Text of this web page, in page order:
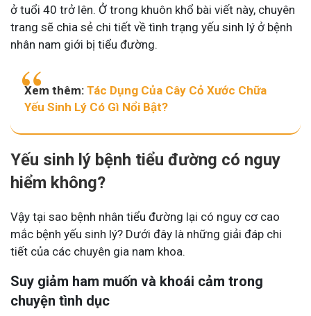
ở tuổi 40 trở lên. Ở trong khuôn khổ bài viết này, chuyên
trang sẽ chia sẻ chi tiết về tình trạng yếu sinh lý ở bệnh
nhân nam giới bị tiểu đường.
Xem thêm: Tác Dụng Của Cây Cỏ Xước Chữa
Yếu Sinh Lý Có Gì Nổi Bật?
Yếu sinh lý bệnh tiểu đường có nguy
hiểm không?
Vậy tại sao bệnh nhân tiểu đường lại có nguy cơ cao
mắc bệnh yếu sinh lý? Dưới đây là những giải đáp chi
tiết của các chuyên gia nam khoa.
Suy giảm ham muốn và khoái cảm trong
chuyện tình dục